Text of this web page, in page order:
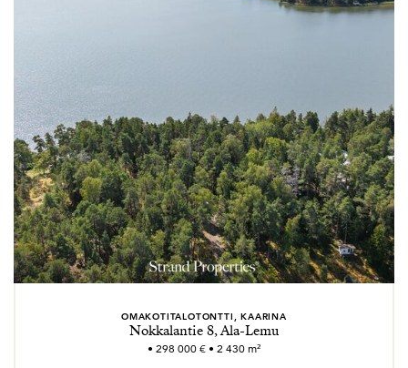
OMAKOTITALOTONTTI, KAARINA
Nokkalantie 8, Ala-Lemu
• 298 000 € • 2 430 m²